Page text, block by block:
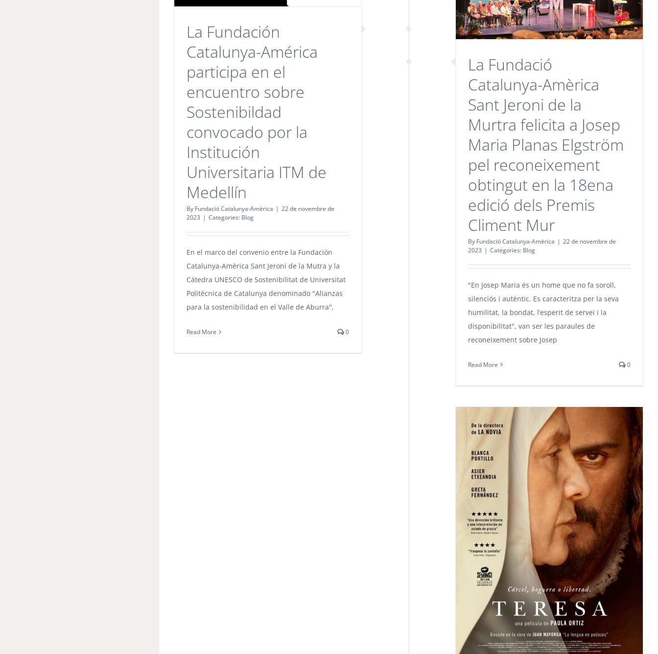
La Fundació
Catalunya-Amèrica
Sant Jeroni de la
Murtra felicita a Josep
Maria Planas Elgström
pel reconeixement
obtingut en la 18ena
edició dels Premis
Climent Mur
By Fundació Catalunya-Amèrica | 22 de novembre de
2023 | Categories: Blog
"En Josep Maria és un home que no fa soroll,
silenciós i autèntic. Es caracteritza per la seva
humilitat, la bondat, l’esperit de servei i la
disponibilitat", van ser les paraules de
reconeixement sobre Josep
Read More 0
La Fundación
Catalunya-América
participa en el
encuentro sobre
Sostenibildad
convocado por la
Institución
Universitaria ITM de
Medellín
By Fundació Catalunya-Amèrica | 22 de novembre de
2023 | Categories: Blog
En el marco del convenio entre la Fundación
Catalunya-Amèrica Sant Jeroni de la Mutra y la
Cátedra UNESCO de Sostenibilitat de Universitat
Politécnica de Catalunya denominado "Alianzas
para la sostenibilidad en el Valle de Aburra",
Read More 0